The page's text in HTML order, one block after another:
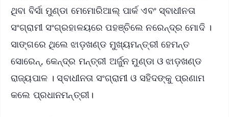
ଥିବା ବିର୍ସା ମୁଣ୍ଡା ମେମୋରିଆଲ୍ ପାର୍କ ଏବଂ ସ୍ବାଧୀନତା
ସଂଗ୍ରାମୀ ସଂଗ୍ରହାଳୟରେ ପହଞ୍ଚିଲେ ନରେନ୍ଦ୍ର ମୋଦି ।
ସାଙ୍ଗରେ ଥିଲେ ଝାଡ଼ଖଣ୍ଡ ମୁଖ୍ୟମନ୍ତ୍ରୀ ହେମନ୍ତ
ସୋରେନ୍, କେନ୍ଦ୍ର ମନ୍ତ୍ରୀ ଅର୍ଜୁନ ମୁଣ୍ଡା ଓ ଝାଡ଼ଖଣ୍ଡ
ରାଜ୍ୟପାଳ । ସ୍ବାଧୀନତା ସଂଗ୍ରାମୀ ଓ ସହିଦଙ୍କୁ ପ୍ରଣାମ
କଲେ ପ୍ରଧାନମନ୍ତ୍ରୀ।